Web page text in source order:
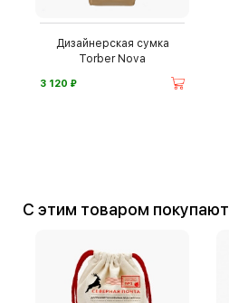
Дизайнерская сумка
Torber Nova
3 120 ⃏
С этим товаром покупают